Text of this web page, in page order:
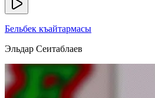
Бельбек къайтармасы
Эльдар Сеитаблаев